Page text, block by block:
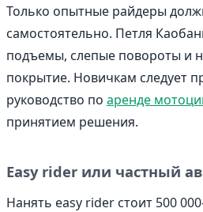
Только опытные райдеры
самостоятельно. Петля
подъемы, слепые повороты и
покрытие. Новичкам следует
руководство по аренде
принятием решения.
Easy rider или частный
Нанять easy rider стоит 500